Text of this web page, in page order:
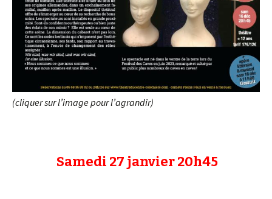
(cliquer sur l’image pour l’agrandir)
Samedi 27 janvier 20h45